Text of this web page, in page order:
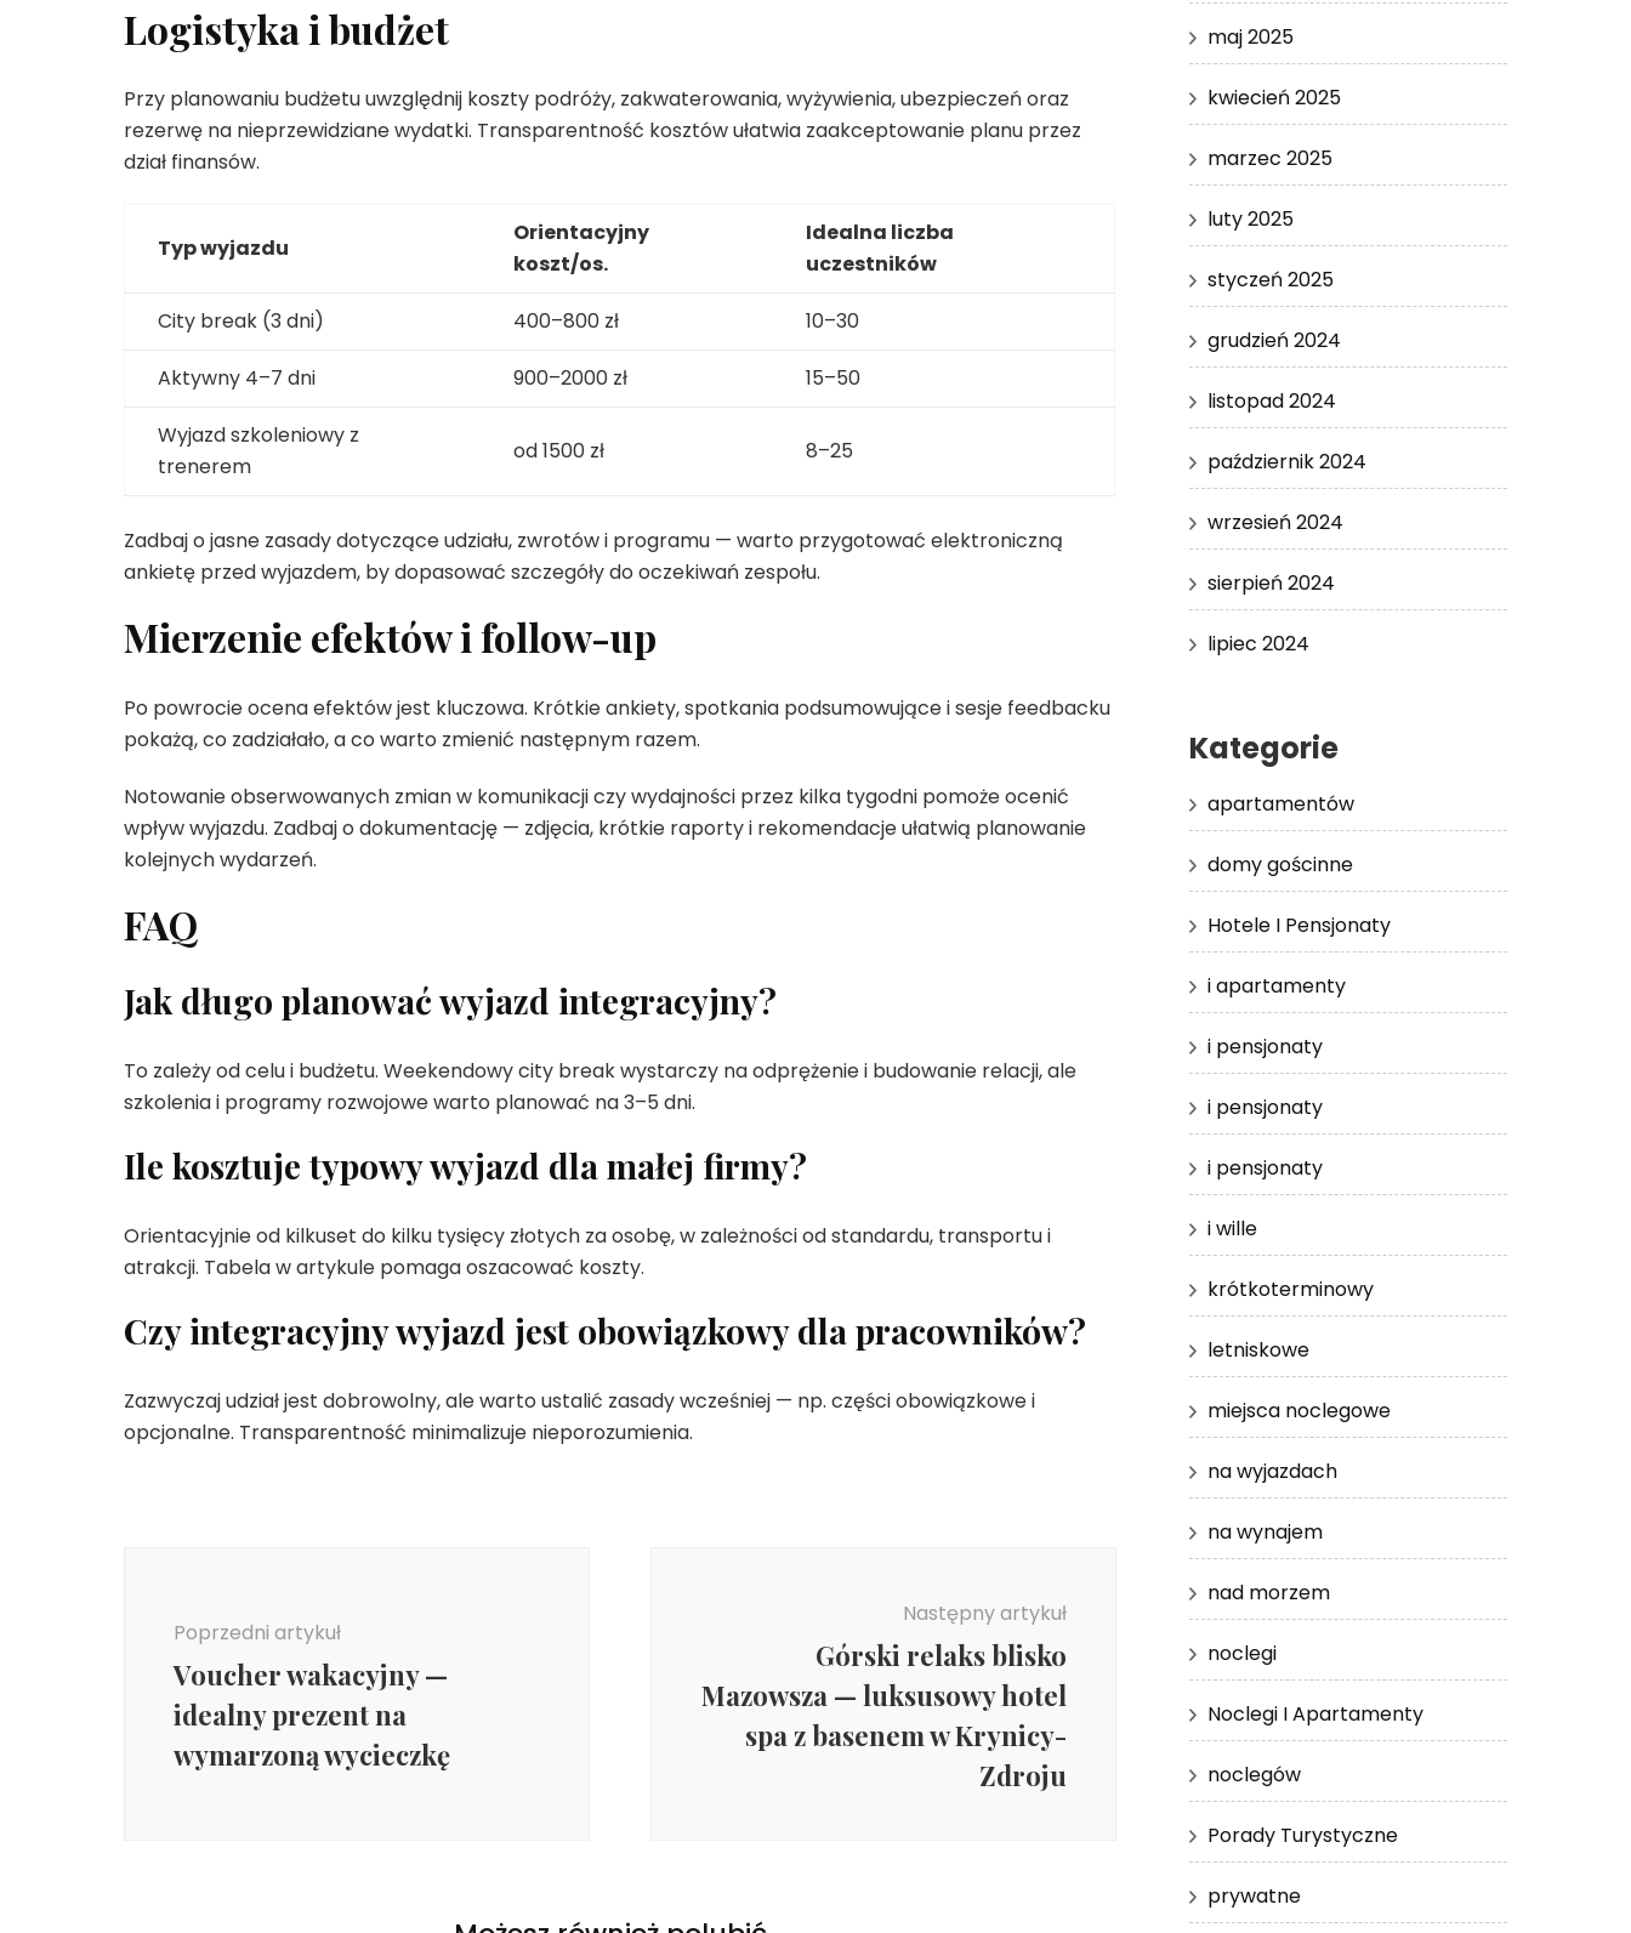
Logistyka i budżet
Przy planowaniu budżetu uwzględnij koszty podróży, zakwaterowania, wyżywienia, ubezpieczeń oraz
rezerwę na nieprzewidziane wydatki. Transparentność kosztów ułatwia zaakceptowanie planu przez
dział finansów.
Typ wyjazdu
Orientacyjny
koszt/os.
Idealna liczba
uczestników
City break (3 dni) 400–800 zł 10–30
Aktywny 4–7 dni 900–2000 zł 15–50
Wyjazd szkoleniowy z
trenerem
od 1500 zł 8–25
Zadbaj o jasne zasady dotyczące udziału, zwrotów i programu — warto przygotować elektroniczną
ankietę przed wyjazdem, by dopasować szczegóły do oczekiwań zespołu.
Mierzenie efektów i follow-up
Po powrocie ocena efektów jest kluczowa. Krótkie ankiety, spotkania podsumowujące i sesje feedbacku
pokażą, co zadziałało, a co warto zmienić następnym razem.
Notowanie obserwowanych zmian w komunikacji czy wydajności przez kilka tygodni pomoże ocenić
wpływ wyjazdu. Zadbaj o dokumentację — zdjęcia, krótkie raporty i rekomendacje ułatwią planowanie
kolejnych wydarzeń.
FAQ
Jak długo planować wyjazd integracyjny?
To zależy od celu i budżetu. Weekendowy city break wystarczy na odprężenie i budowanie relacji, ale
szkolenia i programy rozwojowe warto planować na 3–5 dni.
Ile kosztuje typowy wyjazd dla małej firmy?
Orientacyjnie od kilkuset do kilku tysięcy złotych za osobę, w zależności od standardu, transportu i
atrakcji. Tabela w artykule pomaga oszacować koszty.
Czy integracyjny wyjazd jest obowiązkowy dla pracowników?
Zazwyczaj udział jest dobrowolny, ale warto ustalić zasady wcześniej — np. części obowiązkowe i
opcjonalne. Transparentność minimalizuje nieporozumienia.
Poprzedni artykuł
Voucher wakacyjny —
idealny prezent na
wymarzoną wycieczkę
Następny artykuł
Górski relaks blisko
Mazowsza — luksusowy hotel
spa z basenem w Krynicy-
Zdroju
maj 2025
kwiecień 2025
marzec 2025
luty 2025
styczeń 2025
grudzień 2024
listopad 2024
październik 2024
wrzesień 2024
sierpień 2024
lipiec 2024
Kategorie
apartamentów
domy gościnne
Hotele I Pensjonaty
i apartamenty
i pensjonaty
i pensjonaty
i pensjonaty
i wille
krótkoterminowy
letniskowe
miejsca noclegowe
na wyjazdach
na wynajem
nad morzem
noclegi
Noclegi I Apartamenty
noclegów
Porady Turystyczne
prywatne